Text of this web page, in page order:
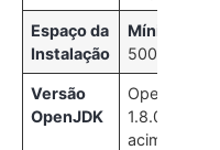
Espaço da
Instalação
Mínimo
500MB
Versão
OpenJDK
OpenJDK
1.8.0u181 ou
acima